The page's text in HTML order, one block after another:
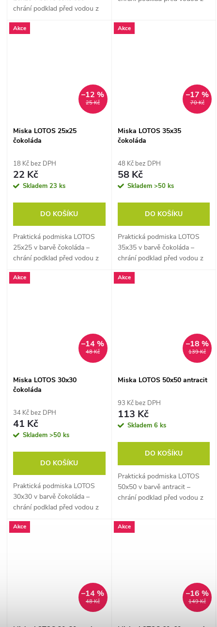
chrání podklad před vodou z
Akce
25 Kč
–12 %
Miska LOTOS 25x25
čokoláda
18 Kč bez DPH
22 Kč
Skladem 23 ks
DO KOŠÍKU
Praktická podmiska LOTOS
25x25 v barvě čokoláda –
chrání podklad před vodou z
Akce
70 Kč
–17 %
Miska LOTOS 35x35
čokoláda
48 Kč bez DPH
58 Kč
Skladem >50 ks
DO KOŠÍKU
Praktická podmiska LOTOS
35x35 v barvě čokoláda –
chrání podklad před vodou z
Akce
48 Kč
–14 %
Miska LOTOS 30x30
čokoláda
34 Kč bez DPH
41 Kč
Skladem >50 ks
DO KOŠÍKU
Praktická podmiska LOTOS
30x30 v barvě čokoláda –
chrání podklad před vodou z
Akce
139 Kč
–18 %
Miska LOTOS 50x50 antracit
93 Kč bez DPH
113 Kč
Skladem 6 ks
DO KOŠÍKU
Praktická podmiska LOTOS
50x50 v barvě antracit –
chrání podklad před vodou z
Akce
48 Kč
–14 %
Akce
149 Kč
–16 %